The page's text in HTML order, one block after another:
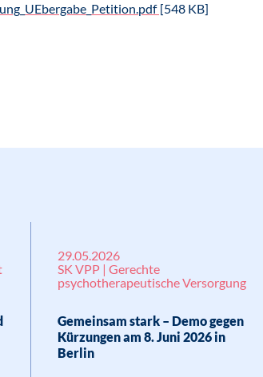
[548 KB]
29.05.2026
SK VPP | Gerechte
psychotherapeutische Versorgung
Gemeinsam stark – Demo gegen
Kürzungen am 8. Juni 2026 in
Berlin